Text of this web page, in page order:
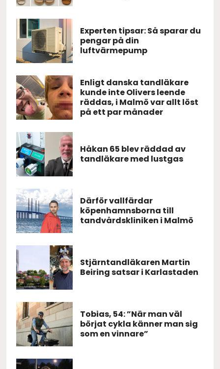
Experten tipsar: Så sparar du
pengar på din
luftvärmepump
Enligt danska tandläkare
kunde inte Olivers leende
räddas, i Malmö var allt löst
på ett par månader
Håkan 65 blev räddad av
tandläkare med lustgas
Därför vallfärdar
köpenhamnsborna till
tandvårdskliniken i Malmö
Stjärntandläkaren Martin
Beiring satsar i Karlastaden
Tobias, 54: ”När man väl
börjat cykla känner man sig
som en vinnare”